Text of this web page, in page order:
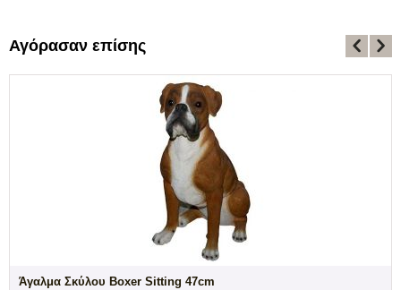
Αγόρασαν επίσης
Άγαλμα Σκύλου Boxer Sitting 47cm